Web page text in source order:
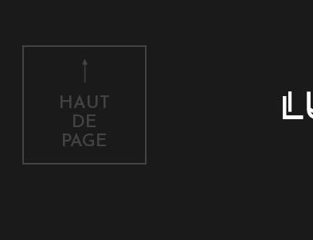
HAUT
DE
PAGE